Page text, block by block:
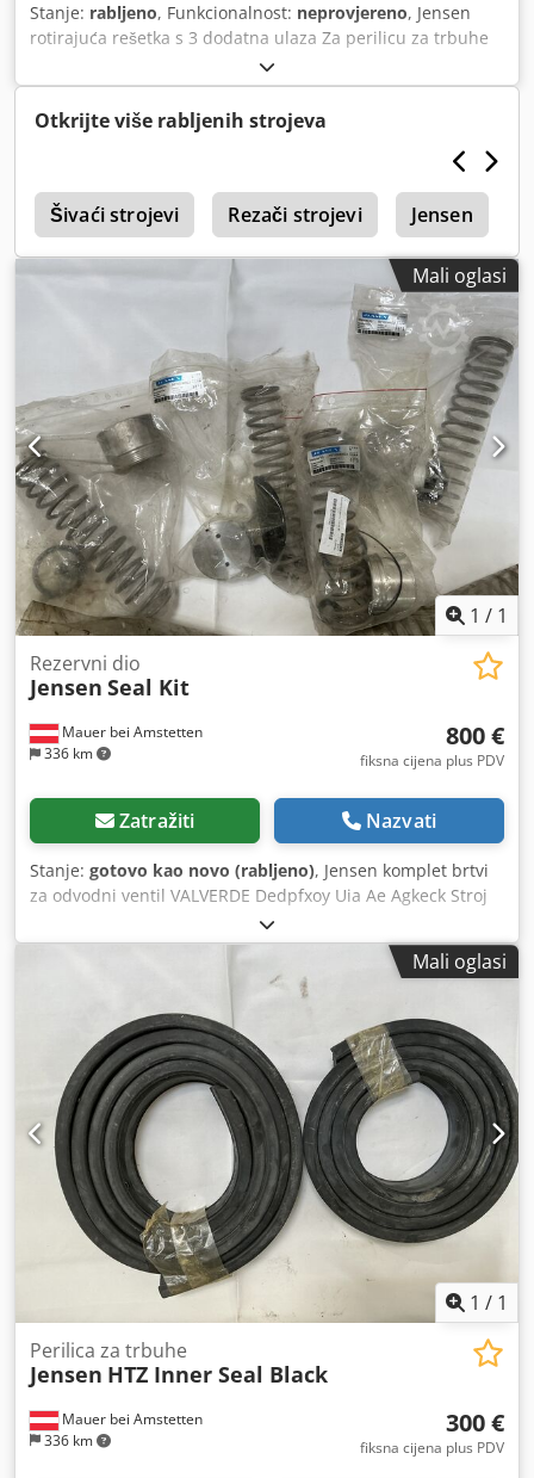
Stanje: rabljeno, Funkcionalnost: neprovjereno, Jensen
rotirajuća rešetka s 3 dodatna ulaza Za perilicu za trbuhe
Otkrijte više rabljenih strojeva
Šivaći strojevi Rezači strojevi Jensen
Mali oglasi
1 / 1
Mauer bei Amstetten
336 km
Rezervni dio
Jensen Seal Kit
800 €
fiksna cijena plus PDV
Zatražiti Nazvati
Stanje: gotovo kao novo (rabljeno), Jensen komplet brtvi
za odvodni ventil VALVERDE Dedpfxoy Uia Ae Agkeck Stroj
za pranje trbuha DU 90 Kataloški broj 50700249523 4
komada
Mali oglasi
1 / 1
Mauer bei Amstetten
336 km
Perilica za trbuhe
Jensen HTZ Inner Seal Black
300 €
fiksna cijena plus PDV